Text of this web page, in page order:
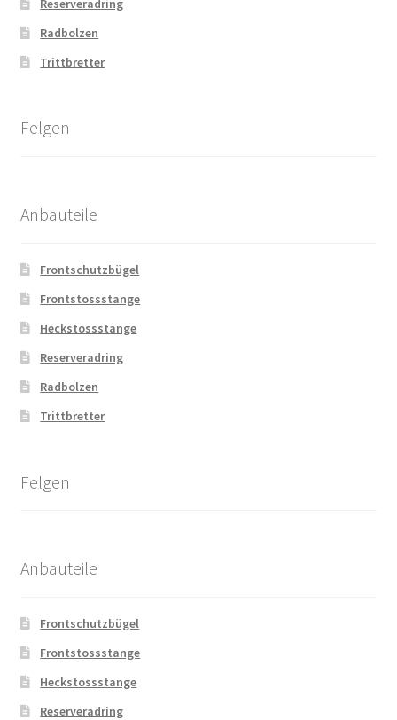
Radbolzen
Trittbretter
Felgen
Anbauteile
Frontschutzbügel
Frontstossstange
Heckstossstange
Reserveradring
Radbolzen
Trittbretter
Felgen
Anbauteile
Frontschutzbügel
Frontstossstange
Heckstossstange
Reserveradring